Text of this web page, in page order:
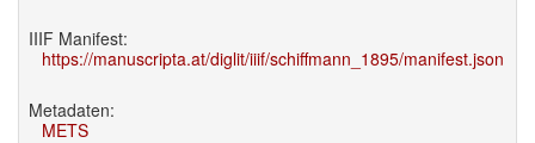
IIIF Manifest:
https://manuscripta.at/diglit/iiif/schiffmann_1895/manifest.json
Metadaten:
METS